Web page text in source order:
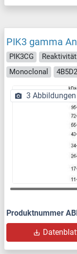
PIK3 gamma
PIK3CG
Monoclonal
4B5D2
3 Abbildungen
Produktnummer